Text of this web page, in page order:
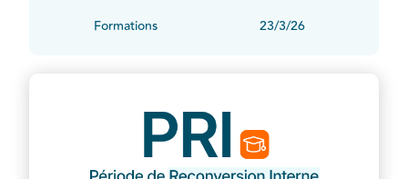
Formations 23/3/26